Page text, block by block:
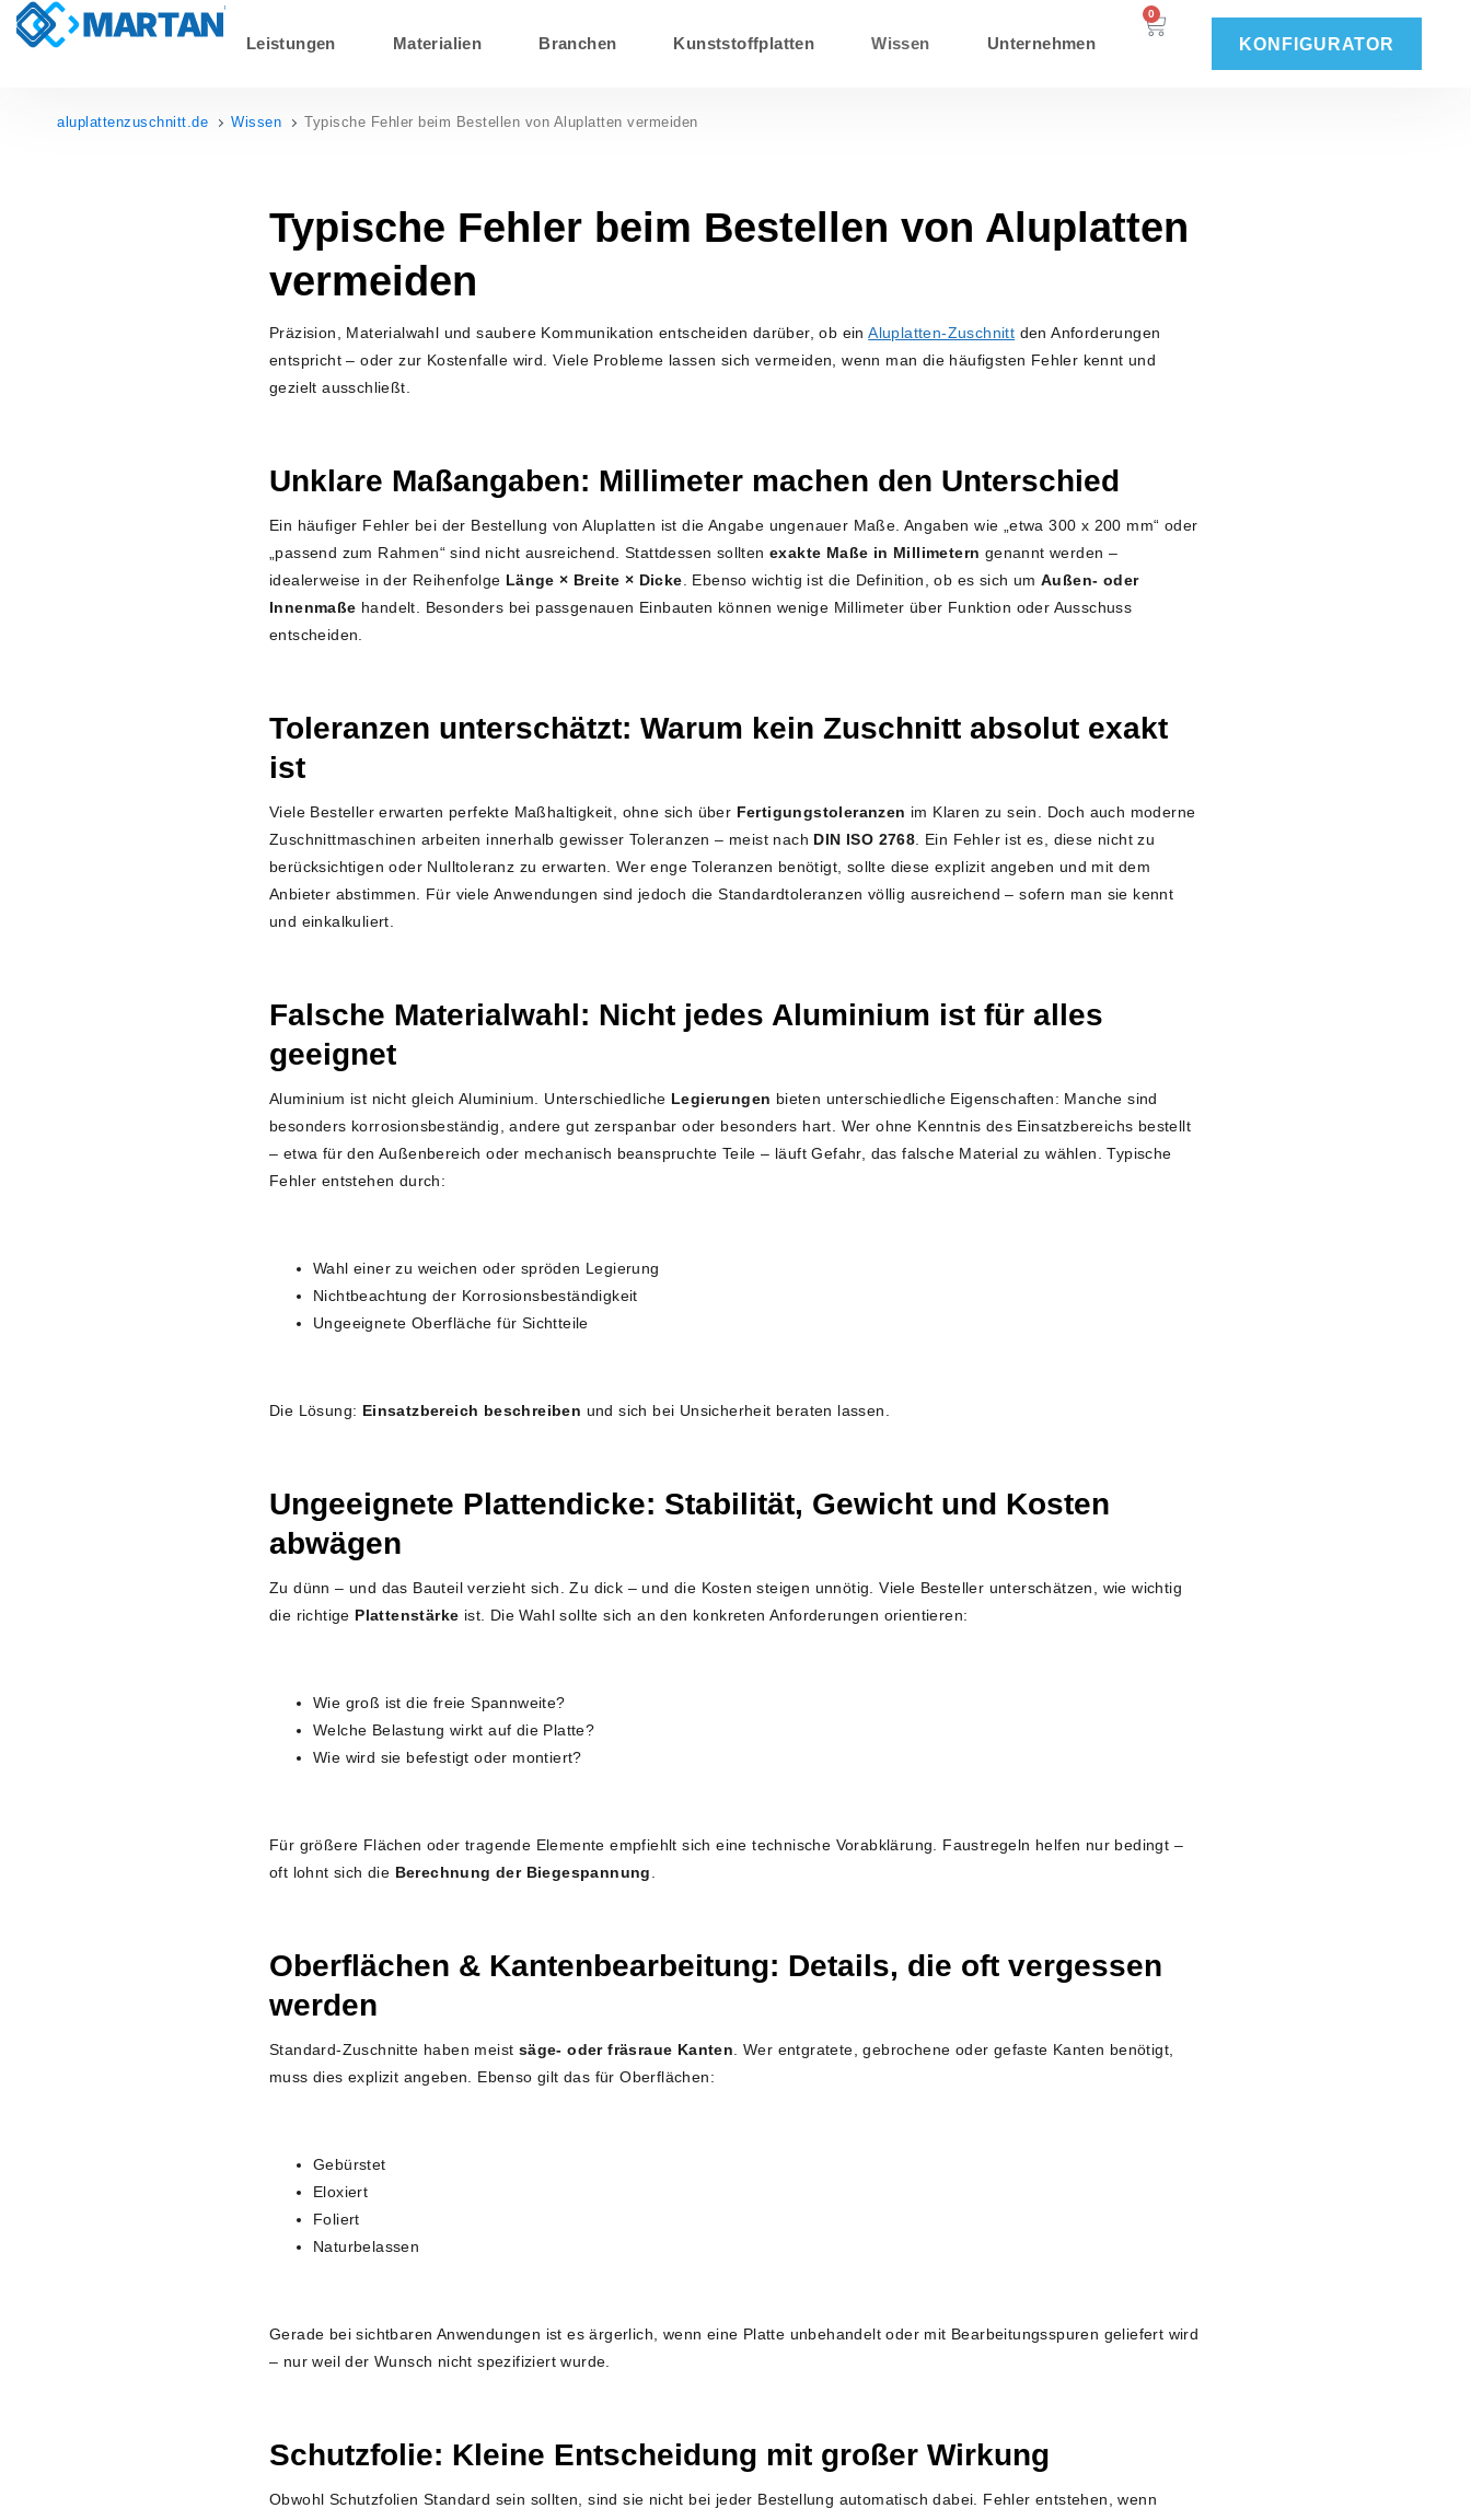
Leistungen Materialien Branchen Kunststoffplatten Wissen Unternehmen
0
KONFIGURATOR
aluplattenzuschnitt.de Wissen Typische Fehler beim Bestellen von Aluplatten vermeiden
Typische Fehler beim Bestellen von Aluplatten
vermeiden
Präzision, Materialwahl und saubere Kommunikation entscheiden darüber, ob einAluplatten-Zuschnitt den Anforderungen
entspricht – oder zur Kostenfalle wird. Viele Probleme lassen sich vermeiden, wenn man die häufigsten Fehler kennt und
gezielt ausschließt.
Unklare Maßangaben: Millimeter machen den Unterschied
Ein häufiger Fehler bei der Bestellung von Aluplatten ist die Angabe ungenauer Maße. Angaben wie „etwa 300 x 200 mm“ oder
„passend zum Rahmen“ sind nicht ausreichend. Stattdessen sollten exakte Maße in Millimetern genannt werden –
idealerweise in der Reihenfolge Länge × Breite × Dicke . Ebenso wichtig ist die Definition, ob es sich umAußen- oder
Innenmaße handelt. Besonders bei passgenauen Einbauten können wenige Millimeter über Funktion oder Ausschuss
entscheiden.
Toleranzen unterschätzt: Warum kein Zuschnitt absolut exakt
ist
Viele Besteller erwarten perfekte Maßhaltigkeit, ohne sich über Fertigungstoleranzen im Klaren zu sein. Doch auch moderne
Zuschnittmaschinen arbeiten innerhalb gewisser Toleranzen – meist nach DIN ISO 2768 . Ein Fehler ist es, diese nicht zu
berücksichtigen oder Nulltoleranz zu erwarten. Wer enge Toleranzen benötigt, sollte diese explizit angeben und mit dem
Anbieter abstimmen. Für viele Anwendungen sind jedoch die Standardtoleranzen völlig ausreichend – sofern man sie kennt
und einkalkuliert.
Falsche Materialwahl: Nicht jedes Aluminium ist für alles
geeignet
Aluminium ist nicht gleich Aluminium. Unterschiedliche Legierungen bieten unterschiedliche Eigenschaften: Manche sind
besonders korrosionsbeständig, andere gut zerspanbar oder besonders hart. Wer ohne Kenntnis des Einsatzbereichs bestellt
– etwa für den Außenbereich oder mechanisch beanspruchte Teile – läuft Gefahr, das falsche Material zu wählen. Typische
Fehler entstehen durch:
Wahl einer zu weichen oder spröden Legierung
Nichtbeachtung der Korrosionsbeständigkeit
Ungeeignete Oberfläche für Sichtteile
Die Lösung: Einsatzbereich beschreiben und sich bei Unsicherheit beraten lassen.
Ungeeignete Plattendicke: Stabilität, Gewicht und Kosten
abwägen
Zu dünn – und das Bauteil verzieht sich. Zu dick – und die Kosten steigen unnötig. Viele Besteller unterschätzen, wie wichtig
die richtige Plattenstärke ist. Die Wahl sollte sich an den konkreten Anforderungen orientieren:
Wie groß ist die freie Spannweite?
Welche Belastung wirkt auf die Platte?
Wie wird sie befestigt oder montiert?
Für größere Flächen oder tragende Elemente empfiehlt sich eine technische Vorabklärung. Faustregeln helfen nur bedingt –
oft lohnt sich die Berechnung der Biegespannung
Oberflächen & Kantenbearbeitung: Details, die oft vergessen
werden
Standard-Zuschnitte haben meist säge- oder fräsraue Kanten . Wer entgratete, gebrochene oder gefaste Kanten benötigt,
muss dies explizit angeben. Ebenso gilt das für Oberflächen:
Gebürstet
Eloxiert
Foliert
Naturbelassen
Gerade bei sichtbaren Anwendungen ist es ärgerlich, wenn eine Platte unbehandelt oder mit Bearbeitungsspuren geliefert wird
– nur weil der Wunsch nicht spezifiziert wurde.
Schutzfolie: Kleine Entscheidung mit großer Wirkung
Obwohl Schutzfolien Standard sein sollten, sind sie nicht bei jeder Bestellung automatisch dabei. Fehler entstehen, wenn